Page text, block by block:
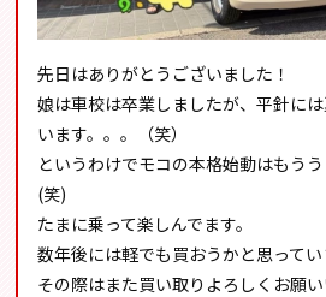
先日はありがとうございました！
娘は車校は卒業しましたが、平針に
います。。。（笑）
というわけでモコの本格始動はもう
(笑)
たまに乗って楽しんでます。
数年後には軽でも買おうかと思ってい
その際はまた買い取りよろしくお願い